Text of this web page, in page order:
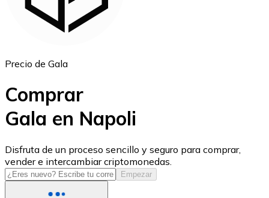
USD Coin
USDC
Precio de Gala
Comprar
Gala en Napoli
Disfruta de un proceso sencillo y seguro para comprar,
vender e intercambiar criptomonedas.
Empezar